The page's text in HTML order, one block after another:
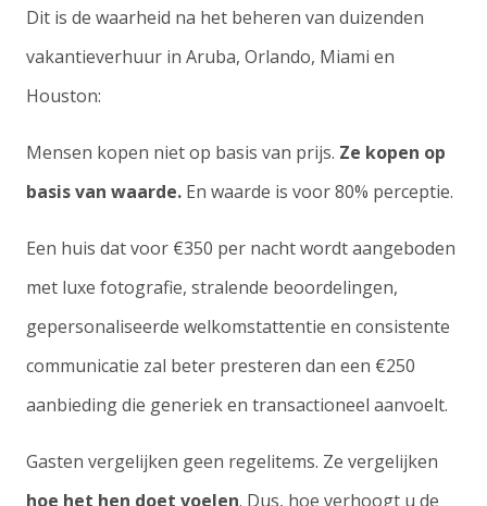
Dit is de waarheid na het beheren van duizenden
vakantieverhuur in Aruba, Orlando, Miami en
Houston:
Mensen kopen niet op basis van prijs. Ze kopen op
basis van waarde. En waarde is voor 80% perceptie.
Een huis dat voor €350 per nacht wordt aangeboden
met luxe fotografie, stralende beoordelingen,
gepersonaliseerde welkomstattentie en consistente
communicatie zal beter presteren dan een €250
aanbieding die generiek en transactioneel aanvoelt.
Gasten vergelijken geen regelitems. Ze vergelijken
hoe het hen doet voelen. Dus, hoe verhoogt u de